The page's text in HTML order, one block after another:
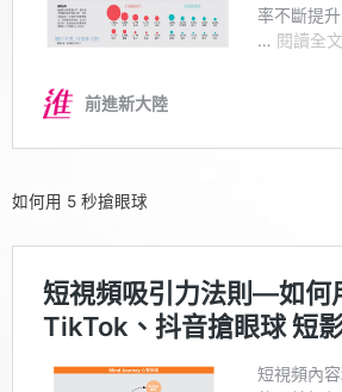
如何用 5 秒搶眼球